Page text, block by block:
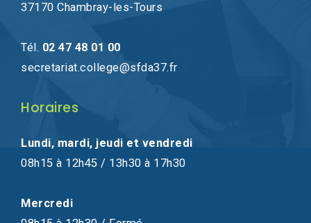
37170 Chambray-les-Tours
Tél. 02 47 48 01 00
secretariat.college@sfda37.fr
Horaires
Lundi, mardi, jeudi et vendredi
08h15 à 12h45 / 13h30 à 17h30
Mercredi